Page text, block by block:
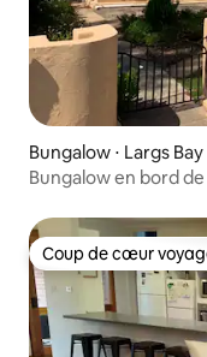
Bungalow ⋅ Largs Bay
Bungalow en bord de
Coup de cœur
Coup de cœur